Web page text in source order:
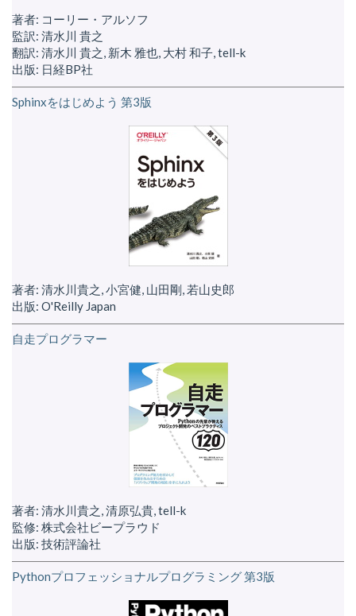
著者: コーリー・アルソフ
監訳: 清水川 貴之
翻訳: 清水川 貴之, 新木 雅也, 大村 和子, tell-k
出版: 日経BP社
Sphinxをはじめよう 第3版
著者: 清水川貴之, 小宮健, 山田剛, 若山史郎
出版: O'Reilly Japan
自走プログラマー
著者: 清水川貴之, 清原弘貴, tell-k
監修: 株式会社ビープラウド
出版: 技術評論社
Pythonプロフェッショナルプログラミング 第3版